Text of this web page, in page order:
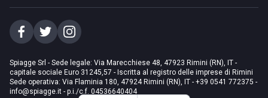
Spiagge Srl - Sede legale: Via Marecchiese 48, 47923 Rimini (RN), IT -
capitale sociale Euro 31245,57 - Iscritta al registro delle imprese di Rimini
Sede operativa: Via Flaminia 180, 47924 Rimini (RN), IT - +39 0541 772375 -
info@spiagge.it - p.i./c.f. 04536640404